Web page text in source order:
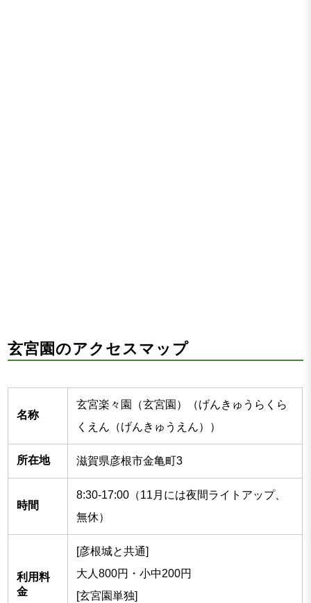
玄宮園のアクセスマップ
名称
玄宮楽々園（玄宮園）（げんきゅうらくら
くえん（げんきゅうえん））
所在地 滋賀県彦根市金亀町3
時間
8:30-17:00（11月には夜間ライトアップ、
無休）
利用料
金
[彦根城と共通]
大人800円・小中200円
[玄宮園単独]